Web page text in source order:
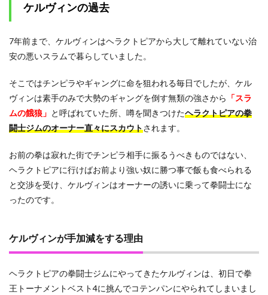
ケル
演技
を止
めて
を出
すま
での
経緯
2.2
ヴィ
ンvs
ブロ
スト
ンの
ケル
ヴィ
過去
や能
ケルヴィンの過去
7年前まで、ケルヴィンはヘラクトピアから大して離れていない治
安の悪いスラムで暮らしていました。
そこではチンピラやギャングに命を狙われる毎日でしたが、ケル
ヴィンは素手のみで大勢のギャングを倒す無類の強さから 「スラ
ムの餓狼」 と呼ばれていた所、噂を聞きつけたヘラクトピアの拳
闘士ジムのオーナー直々にスカウトされます。
お前の拳は寂れた街でチンピラ相手に振るうべきものではない、
ヘラクトピアに行けばお前より強い奴に勝つ事で飯も食べられる
と交渉を受け、ケルヴィンはオーナーの誘いに乗って拳闘士にな
ったのです。
ケルヴィンが手加減をする理由
ヘラクトピアの拳闘士ジムにやってきたケルヴィンは、初日で拳
王トーナメントベスト4に挑んでコテンパンにやられてしまいまし